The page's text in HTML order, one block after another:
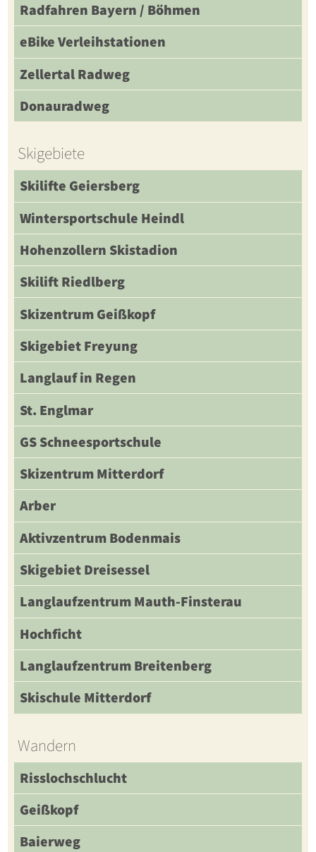
Radfahren Bayern / Böhmen
eBike Verleihstationen
Zellertal Radweg
Donauradweg
Skigebiete
Skilifte Geiersberg
Wintersportschule Heindl
Hohenzollern Skistadion
Skilift Riedlberg
Skizentrum Geißkopf
Skigebiet Freyung
Langlauf in Regen
St. Englmar
GS Schneesportschule
Skizentrum Mitterdorf
Arber
Aktivzentrum Bodenmais
Skigebiet Dreisessel
Langlaufzentrum Mauth-Finsterau
Hochficht
Langlaufzentrum Breitenberg
Skischule Mitterdorf
Wandern
Risslochschlucht
Geißkopf
Baierweg